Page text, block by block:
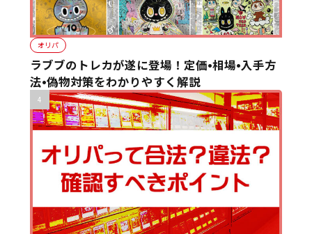
オリパ
ラブブのトレカが遂に登場！定価•相場•入手方
法•偽物対策をわかりやすく解説